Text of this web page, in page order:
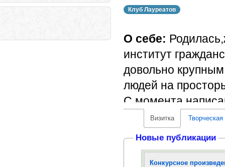
Клуб Лауреатов
О себе:
институт
довольно
людей на
С момента
стихотворения
Законченная
то да
Визитка
Новые публикации
Конкурсное